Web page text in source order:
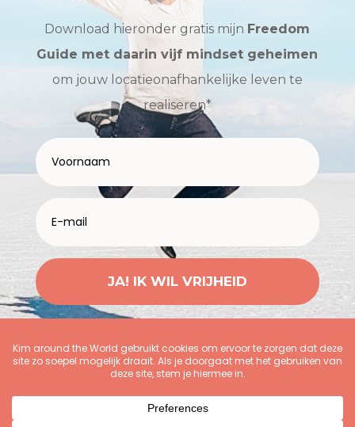
Download hieronder gratis mijn Freedom
Guide met daarin vijf mindset geheimen
om jouw locatieonafhankelijke leven te
realiseren*
JA! IK WIL VRIJHEID
automatisch in voor Kimspiratie (nieuwsbrief)